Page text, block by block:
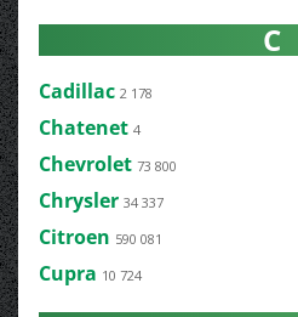
C
Cadillac 2 178
Chatenet 4
Chevrolet 73 800
Chrysler 34 337
Citroen 590 081
Cupra 10 724